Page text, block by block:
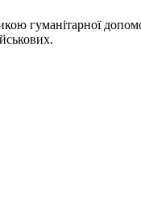
гуманітарної